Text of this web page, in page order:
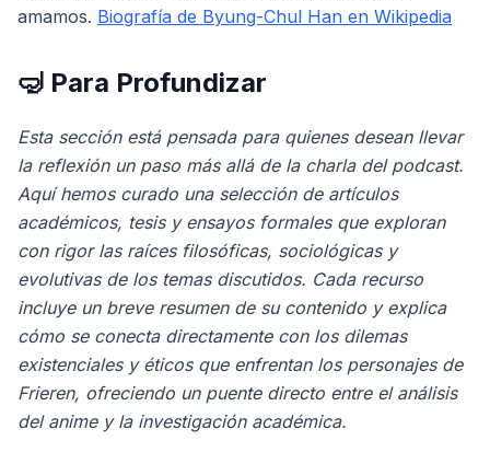
amamos. Biografía de Byung-Chul Han en Wikipedia
🤿 Para Profundizar
Esta sección está pensada para quienes desean llevar
la reflexión un paso más allá de la charla del podcast.
Aquí hemos curado una selección de artículos
académicos, tesis y ensayos formales que exploran
con rigor las raíces filosóficas, sociológicas y
evolutivas de los temas discutidos. Cada recurso
incluye un breve resumen de su contenido y explica
cómo se conecta directamente con los dilemas
existenciales y éticos que enfrentan los personajes de
Frieren, ofreciendo un puente directo entre el análisis
del anime y la investigación académica.